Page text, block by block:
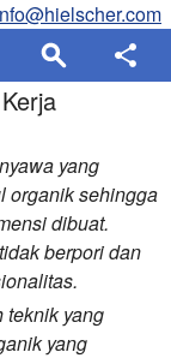
yang
organik sehingga
dibuat.
berpori dan
teknik yang
yang